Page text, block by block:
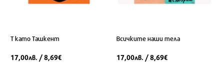
Т като Ташкент
17,00лв. / 8,69€
Всичките наши тела
17,00лв. / 8,69€